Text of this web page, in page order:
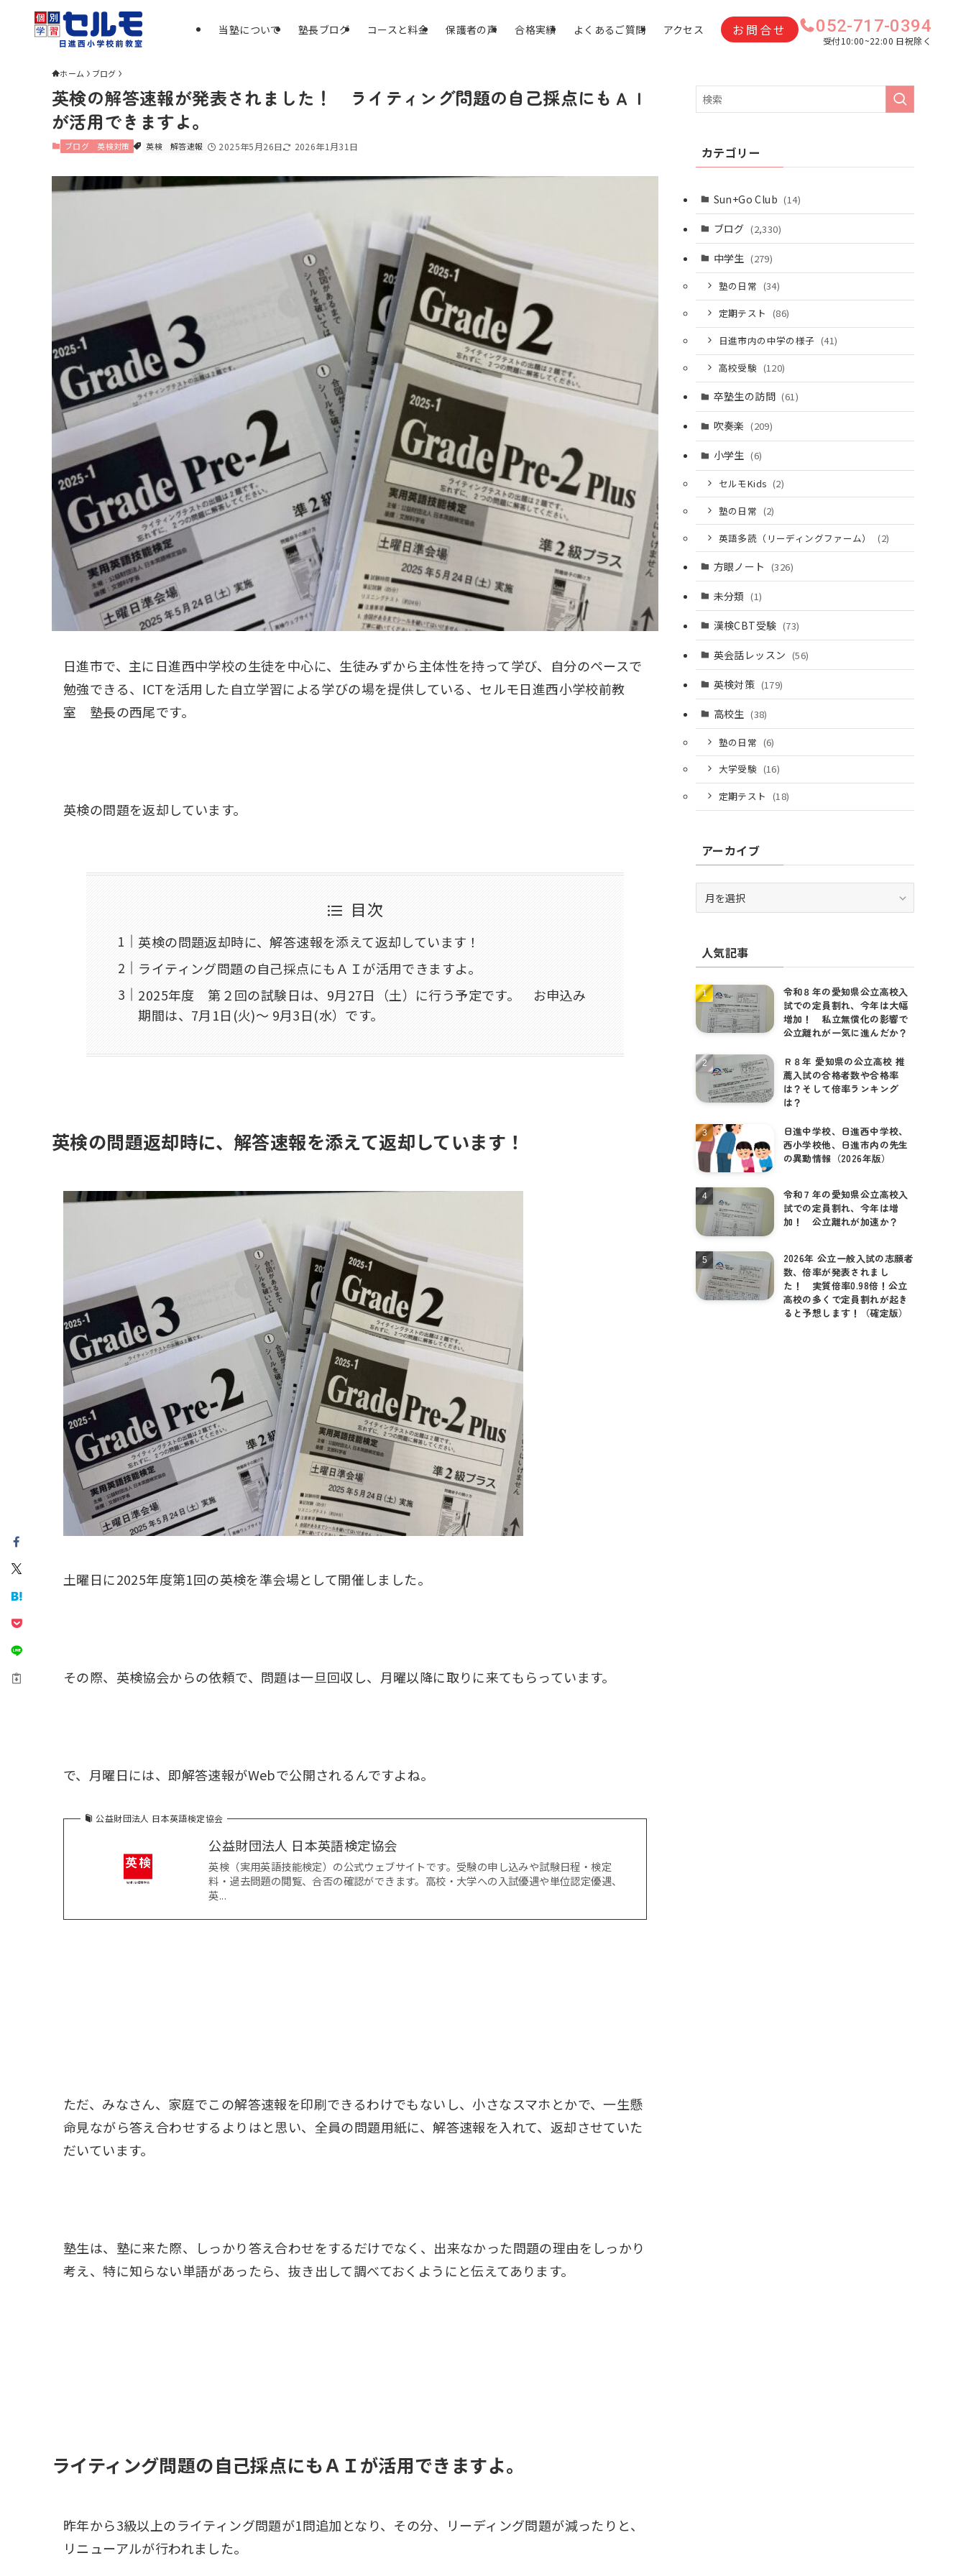
当塾について 塾長ブログ コースと料金 保護者の声 合格実績 よくあるご質問 アクセス お問合せ 052-717-0394
受付10:00~22:00 日祝除く
ホーム ブログ
英検の解答速報が発表されました！ ライティング問題の自己採点にもＡＩ
が活用できますよ。
ブログ 英検対策 英検 解答速報 2025年5月26日 2026年1月31日
日進市で、主に日進西中学校の生徒を中心に、生徒みずから主体性を持って学び、自分のペースで
勉強できる、ICTを活用した自立学習による学びの場を提供している、セルモ日進西小学校前教
室 塾長の西尾です。
英検の問題を返却しています。
目次
英検の問題返却時に、解答速報を添えて返却しています！
ライティング問題の自己採点にもＡＩが活用できますよ。
2025年度 第２回の試験日は、9月27日（土）に行う予定です。 お申込み
期間は、7月1日(火)～ 9月3日(水）です。
英検の問題返却時に、解答速報を添えて返却しています！
土曜日に2025年度第1回の英検を準会場として開催しました。
その際、英検協会からの依頼で、問題は一旦回収し、月曜以降に取りに来てもらっています。
で、月曜日には、即解答速報がWebで公開されるんですよね。
公益財団法人 日本英語検定協会
公益財団法人 日本英語検定協会
英検（実用英語技能検定）の公式ウェブサイトです。受験の申し込みや試験日程・検定
料・過去問題の閲覧、合否の確認ができます。高校・大学への入試優遇や単位認定優遇、
英...
ただ、みなさん、家庭でこの解答速報を印刷できるわけでもないし、小さなスマホとかで、一生懸
命見ながら答え合わせするよりはと思い、全員の問題用紙に、解答速報を入れて、返却させていた
だいています。
塾生は、塾に来た際、しっかり答え合わせをするだけでなく、出来なかった問題の理由をしっかり
考え、特に知らない単語があったら、抜き出して調べておくようにと伝えてあります。
ライティング問題の自己採点にもＡＩが活用できますよ。
昨年から3級以上のライティング問題が1問追加となり、その分、リーディング問題が減ったりと、
リニューアルが行われました。
カテゴリー
Sun+Go Club (14)
ブログ (2,330)
中学生 (279)
塾の日常 (34)
定期テスト (86)
日進市内の中学の様子 (41)
高校受験 (120)
卒塾生の訪問 (61)
吹奏楽 (209)
小学生 (6)
セルモKids (2)
塾の日常 (2)
英語多読（リーディングファーム）
(2)
方眼ノート (326)
未分類 (1)
漢検CBT受験 (73)
英会話レッスン (56)
英検対策 (179)
高校生 (38)
塾の日常 (6)
大学受験 (16)
定期テスト (18)
アーカイブ
ー
ブ人気記事
令和８年の愛知県公立高校入
試での定員割れ、今年は大幅
増加！ 私立無償化の影響で
公立離れが一気に進んだか？
Ｒ８年 愛知県の公立高校 推
薦入試の合格者数や合格率
は？そして倍率ランキング
は？
日進中学校、日進西中学校、
西小学校他、日進市内の先生
の異動情報（2026年版）
令和７年の愛知県公立高校入
試での定員割れ、今年は増
加！ 公立離れが加速か？
2026年 公立一般入試の志願者
数、倍率が発表されまし
た！ 実質倍率0.98倍！公立
高校の多くで定員割れが起き
ると予想します！（確定版）